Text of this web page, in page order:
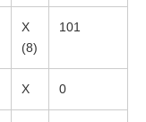
X
(8)
101
X 0